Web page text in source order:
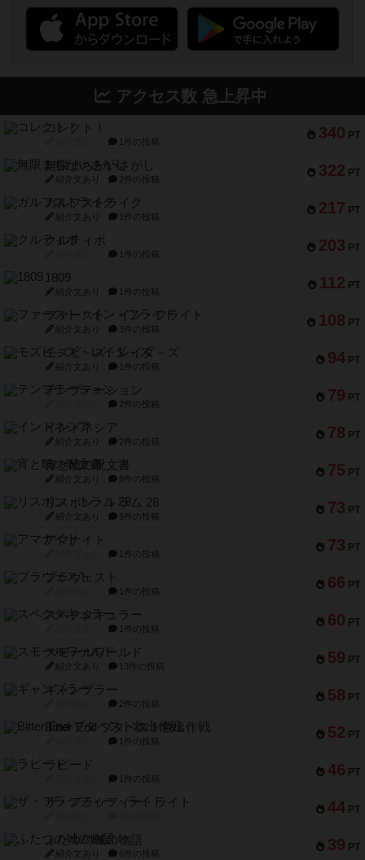
アクセス数 急上昇中
340 PT
コレクト！
1件の投稿
322 PT
無限まちがいさがし
紹介文あり 2件の投稿
217 PT
ガルフストライク
紹介文あり 1件の投稿
203 PT
クルティボ
1件の投稿
112 PT
1809
紹介文あり 1件の投稿
108 PT
ファースト・イン・フライト
紹介文あり 3件の投稿
94 PT
モズビ－ズ・レイダ－ズ
紹介文あり 1件の投稿
79 PT
テンプテーション
2件の投稿
78 PT
インドネシア
紹介文あり 2件の投稿
75 PT
宵と暁の呪文書
紹介文あり 8件の投稿
73 PT
リスボン・トラム 28
紹介文あり 9件の投稿
73 PT
アマナイト
1件の投稿
66 PT
ブラヴェスト
1件の投稿
60 PT
スペクタキュラー
1件の投稿
59 PT
スモールワールド
紹介文あり 13件の投稿
58 PT
ギャンブラー
2件の投稿
52 PT
Bitter End ブタペスト救出作戦
1件の投稿
46 PT
ラピード
1件の投稿
44 PT
ザ・フラッフィー・ライト
39 PT
ふたつの城の物語
紹介文あり 6件の投稿